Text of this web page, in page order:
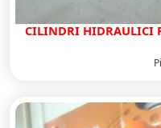
CILINDRI HIDRAULICI